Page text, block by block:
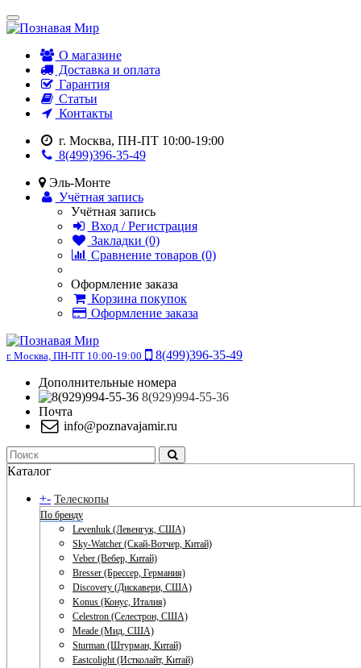
О магазине
Доставка и оплата
Гарантия
Статьи
Контакты
г. Москва, ПН-ПТ 10:00-19:00
8(499)396-35-49
Эль-Монте
Учётная запись
Учётная запись
Вход / Регистрация
Закладки (0)
Сравнение товаров (0)
Оформление заказа
Корзина покупок
Оформление заказа
г. Москва, ПН-ПТ 10:00-19:00
8(499)396-35-49
Дополнительные номера
8(929)994-55-36
Почта
info@poznavajamir.ru
Каталог
+- Телескопы
По бренду
Levenhuk (Левенгук, США)
Sky-Watcher (Скай-Вотчер, Китай)
Veber (Вебер, Китай)
Bresser (Брессер, Германия)
Discovery (Дискавери, США)
Konus (Конус, Италия)
Celestron (Селестрон, США)
Meade (Мид, США)
Sturman (Штурман, Китай)
Eastcolight (Истколайт, Китай)